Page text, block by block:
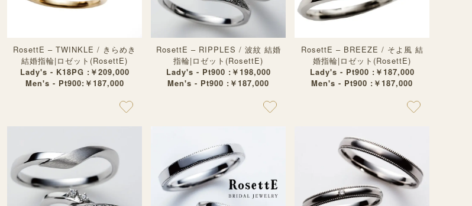
RosettE – TWINKLE / きらめき
結婚指輪|ロゼット(RosettE)
Lady's - K18PG :￥209,000
Men's - Pt900:￥187,000
RosettE – RIPPLES / 波紋 結婚
指輪|ロゼット(RosettE)
Lady's - Pt900 :￥198,000
Men's - Pt900 :￥187,000
RosettE – BREEZE / そよ風 結
婚指輪|ロゼット(RosettE)
Lady's - Pt900 :￥187,000
Men's - Pt900 :￥187,000